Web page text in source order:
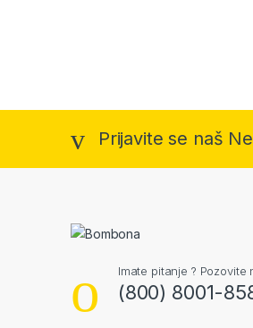
Prijavite se naš
Imate pitanje ? Pozovite
(800) 8001-